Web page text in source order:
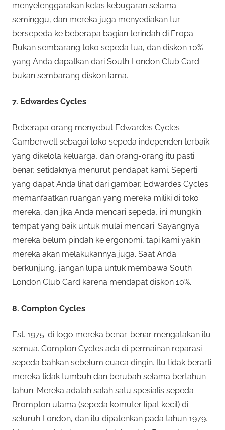
menyelenggarakan kelas kebugaran selama
seminggu, dan mereka juga menyediakan tur
bersepeda ke beberapa bagian terindah di Eropa.
Bukan sembarang toko sepeda tua, dan diskon 10%
yang Anda dapatkan dari South London Club Card
bukan sembarang diskon lama.
7. Edwardes Cycles
Beberapa orang menyebut Edwardes Cycles
Camberwell sebagai toko sepeda independen terbaik
yang dikelola keluarga, dan orang-orang itu pasti
benar, setidaknya menurut pendapat kami. Seperti
yang dapat Anda lihat dari gambar, Edwardes Cycles
memanfaatkan ruangan yang mereka miliki di toko
mereka, dan jika Anda mencari sepeda, ini mungkin
tempat yang baik untuk mulai mencari. Sayangnya
mereka belum pindah ke ergonomi, tapi kami yakin
mereka akan melakukannya juga. Saat Anda
berkunjung, jangan lupa untuk membawa South
London Club Card karena mendapat diskon 10%.
8. Compton Cycles
Est. 1975′ di logo mereka benar-benar mengatakan itu
semua. Compton Cycles ada di permainan reparasi
sepeda bahkan sebelum cuaca dingin. Itu tidak berarti
mereka tidak tumbuh dan berubah selama bertahun-
tahun. Mereka adalah salah satu spesialis sepeda
Brompton utama (sepeda komuter lipat kecil) di
seluruh London, dan itu dipatenkan pada tahun 1979.